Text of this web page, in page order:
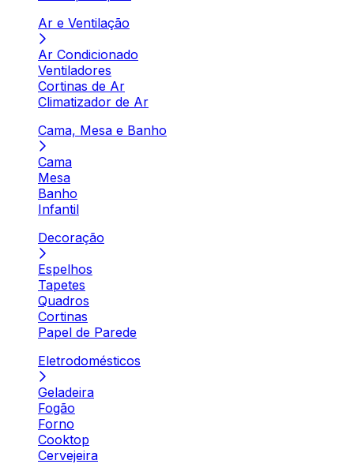
Ar e Ventilação
Ar Condicionado
Ventiladores
Cortinas de Ar
Climatizador de Ar
Cama, Mesa e Banho
Cama
Mesa
Banho
Infantil
Decoração
Espelhos
Tapetes
Quadros
Cortinas
Papel de Parede
Eletrodomésticos
Geladeira
Fogão
Forno
Cooktop
Cervejeira